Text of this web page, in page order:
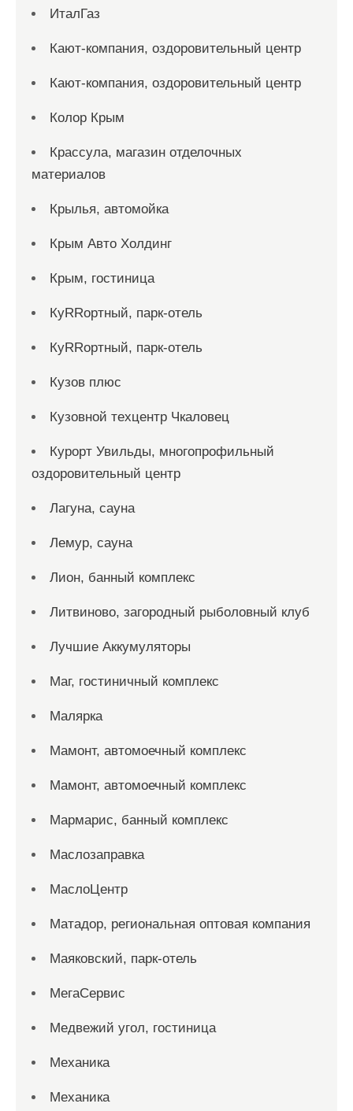
ИталГаз
Кают-компания, оздоровительный центр
Кают-компания, оздоровительный центр
Колор Крым
Крассула, магазин отделочных
материалов
Крылья, автомойка
Крым Авто Холдинг
Крым, гостиница
КуRRортный, парк-отель
КуRRортный, парк-отель
Кузов плюс
Кузовной техцентр Чкаловец
Курорт Увильды, многопрофильный
оздоровительный центр
Лагуна, сауна
Лемур, сауна
Лион, банный комплекс
Литвиново, загородный рыболовный клуб
Лучшие Аккумуляторы
Маг, гостиничный комплекс
Малярка
Мамонт, автомоечный комплекс
Мамонт, автомоечный комплекс
Мармарис, банный комплекс
Маслозаправка
МаслоЦентр
Матадор, региональная оптовая компания
Маяковский, парк-отель
МегаСервис
Медвежий угол, гостиница
Механика
Механика